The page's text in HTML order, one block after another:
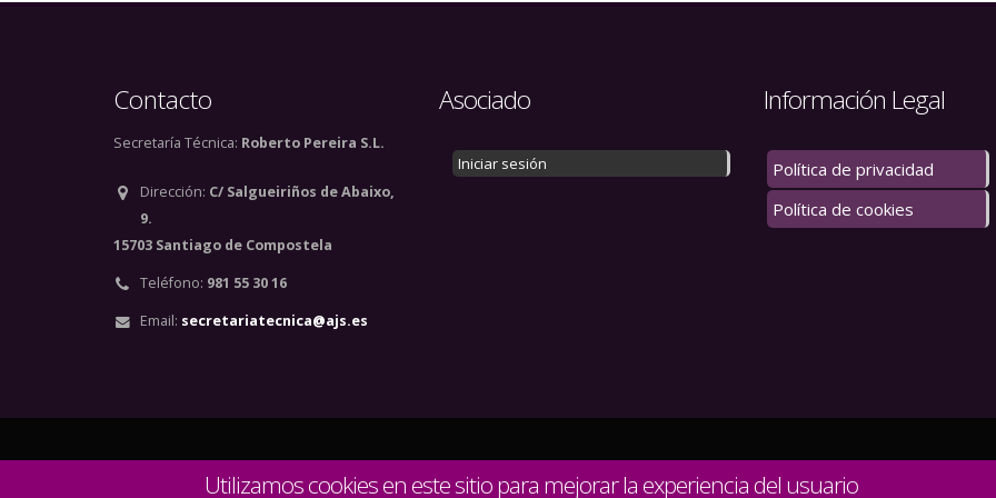
Contacto
Secretaría Técnica: Roberto Pereira S.L.
Dirección: C/ Salgueiriños de Abaixo,
9.
15703 Santiago de Compostela
Teléfono: 981 55 30 16
Email: secretariatecnica@ajs.es
Asociado
Iniciar sesión
Información Legal
Política de privacidad
Política de cookies
Utilizamos cookies en este sitio para mejorar la experiencia del usuario